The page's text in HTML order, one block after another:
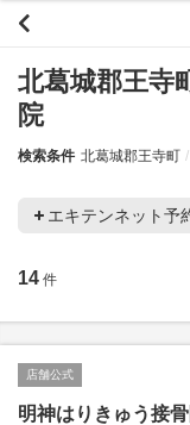
北葛城郡王寺
院
検索条件 北葛城郡王寺町
エキテンネット予
14 件
店舗公式
明神はりきゅう接